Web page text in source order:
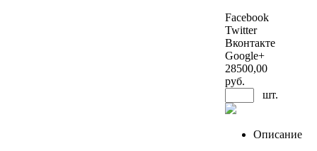
Facebook
Twitter
Вконтакте
Google+
28500,00
руб.
шт.
Описание